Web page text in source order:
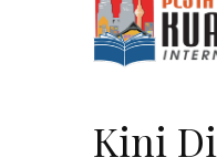
Kini Di